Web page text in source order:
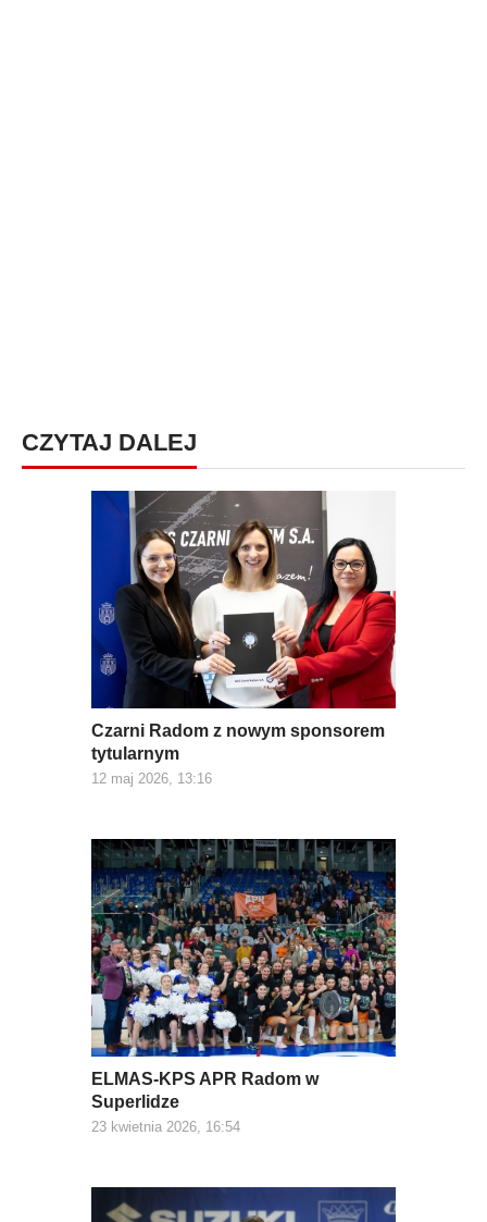
CZYTAJ DALEJ
Czarni Radom z nowym sponsorem
tytularnym
12 maj 2026, 13:16
ELMAS-KPS APR Radom w
Superlidze
23 kwietnia 2026, 16:54